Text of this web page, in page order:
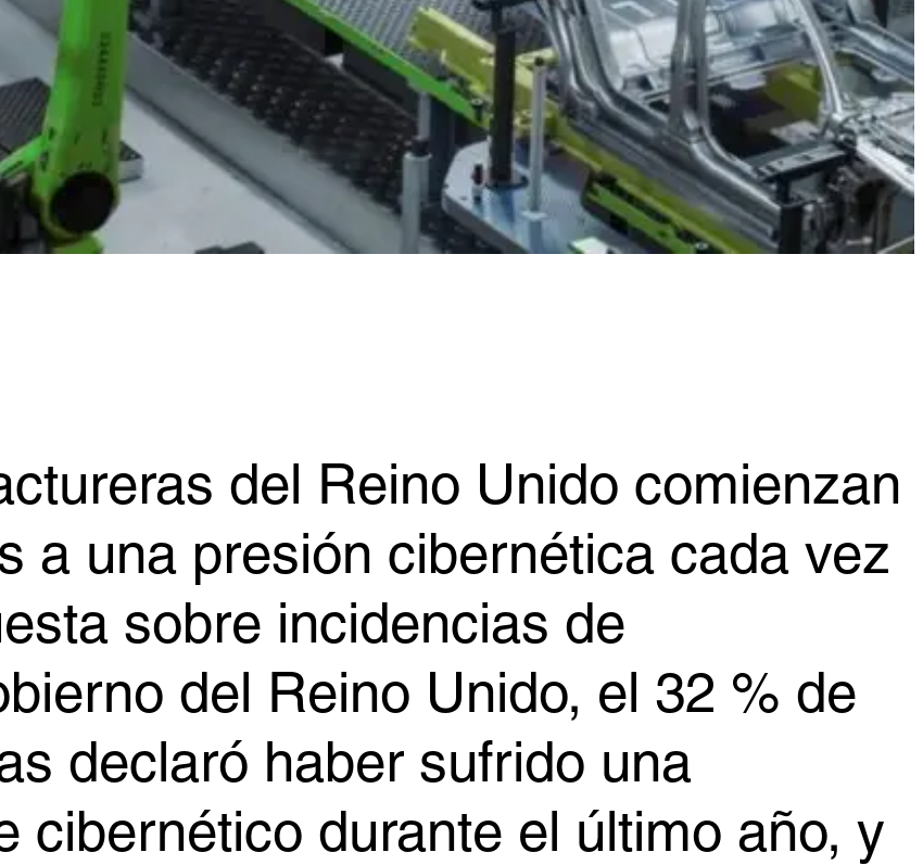
del Reino Unido comienzan
a una presión cibernética cada vez
sobre incidencias de
del Reino Unido, el 32 % de
declaró haber sufrido una
cibernético durante el último año, y